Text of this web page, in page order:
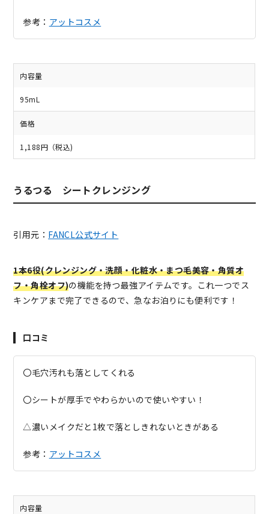
参考： アットコスメ
内容量
95mL
価格
1,188円（税込)
うるつる シートクレンジング
引用元： FANCL公式サイト
1本6役(クレンジング・洗顔・化粧水・まつ毛美容・角質オ
フ・角栓オフ)の機能を持つ最強アイテムです。これ一つでス
キンケアまで完了できるので、急なお泊りにも便利です！
口コミ
〇毛穴汚れも落としてくれる
〇シートが厚手でやわらかいので使いやすい！
△濃いメイクだと1枚で落としきれないときがある
参考： アットコスメ
内容量